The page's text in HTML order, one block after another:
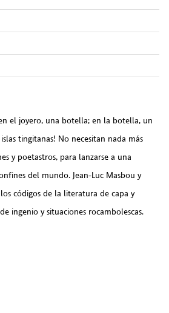
el joyero, una botella; en la botella, un
tingitanas! No necesitan nada más
y poetastros, para lanzarse a una
del mundo. Jean-Luc Masbou y
códigos de la literatura de capa y
ingenio y situaciones rocambolescas.